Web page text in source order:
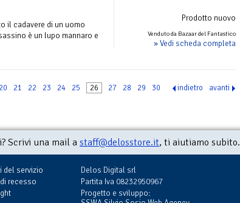
Prodotto nuovo
Venduto da Bazaar del Fantastico
» Vedi scheda completa
il cadavere di un uomo
è un lupo mannaro e
20 21 22 23 24 25 26 27 28 29 30 indietro avanti
Scrivi una mail astaff@delosstore.it, ti aiutiamo subito.
del servizio
recesso
Delos Digital srl
Partita Iva 08232950967
Progetto e sviluppo: